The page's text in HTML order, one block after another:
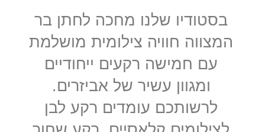
בסטודיו שלנו מחכה לחתן בר
המצווה חוויה צילומית מושלמת
עם חמישה רקעים ייחודיים
ומגוון עשיר של אביזרים.
לרשותכם עומדים רקע לבן